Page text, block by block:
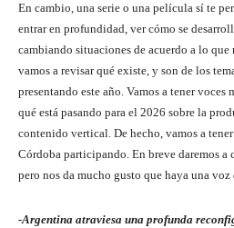
En cambio, una serie o una película sí te
entrar en profundidad, ver cómo se
cambiando situaciones de acuerdo a lo
vamos a revisar qué existe, y son de los
presentando este año. Vamos a tener
qué está pasando para el 2026 sobre la
contenido vertical. De hecho, vamos a
Córdoba participando. En breve daremos a
pero nos da mucho gusto que haya una voz
-Argentina atraviesa una profunda